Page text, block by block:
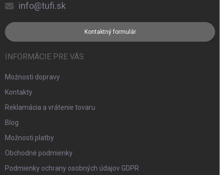
info@tufi.sk
Kontaktný formulár
INFORMÁCIE PRE VÁS
Možnosti dopravy
Kontakty
Reklamácia a vrátenie tovaru
Blog
Možnosti platby
Obchodné podmienky
Podmienky ochrany osobných údajov GDPR